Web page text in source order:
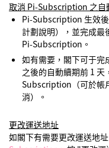
取消 Pi-Subscription 之自
Pi-Subscription 生效
計劃說明），並完成最
Pi-Subscription。
如有需要，閣下可于完
之後的自動續期前 1
Subscription（可於帳
消）。
更改運送地址
如閣下有需要更改運送地